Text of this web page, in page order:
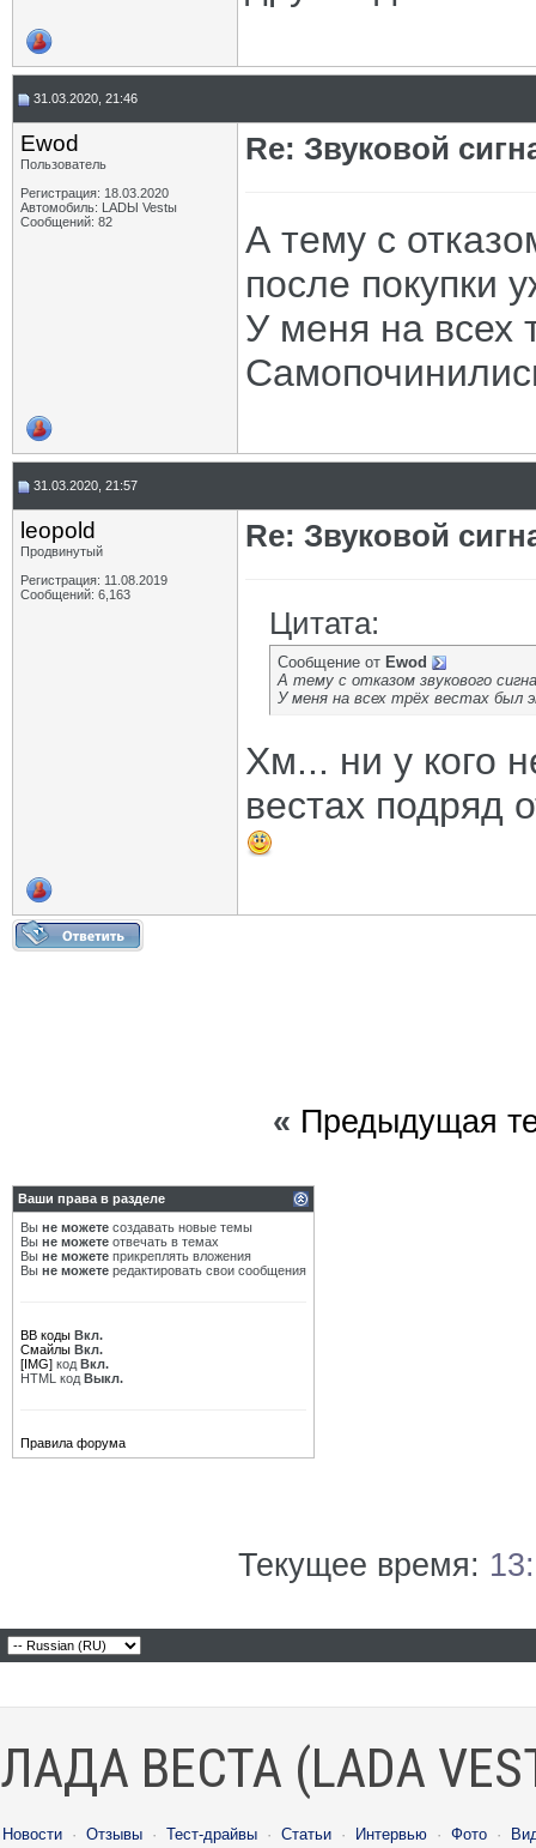
31.03.2020, 21:46
Ewod
Пользователь
Регистрация: 18.03.2020
Автомобиль: LADЫ Vestы
Сообщений: 82
Re: Звуковой
А тему с
после покупки
У меня на всех
31.03.2020, 21:57
leopold
Продвинутый
Регистрация: 11.08.2019
Сообщений: 6,163
Re: Звуковой
Цитата:
Сообщение от Ewod
А тему с отказом звукового
У меня на всех трёх вестах был
Хм... ни у кого
вестах подряд
« Предыдущая
Ваши права в разделе
Вы не можете создавать новые темы
Вы не можете отвечать в темах
Вы не можете прикреплять вложения
Вы не можете редактировать свои сообщения
BB коды Вкл.
Смайлы Вкл.
[IMG] код Вкл.
HTML код Выкл.
Правила форума
Текущее время:
ЛАДА ВЕСТА (LADA
Новости · Отзывы · Тест-драйвы · Статьи · Интервью · Фото ·